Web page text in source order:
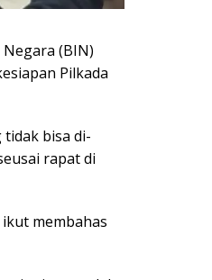
(BIN)
Pilkada
bisa di-
rapat di
membahas